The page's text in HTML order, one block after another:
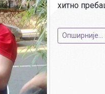
хитно
Опширније...